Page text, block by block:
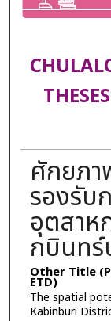
ศักยภา
รองรับ
อุตสาห
กบินทร์
Other Title
ETD)
The spatial
Kabinburi